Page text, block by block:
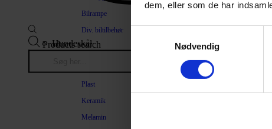
dem, eller som de har
Nødvendig
Bilrampe
Div. biltilbehør
Hundeskål
Plast
Keramik
Melamin
Products search